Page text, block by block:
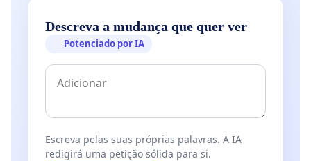
Descreva a mudança que quer ver
Potenciado por IA
Escreva pelas suas próprias palavras. A IA
redigirá uma petição sólida para si.